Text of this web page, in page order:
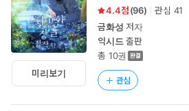
미리보기
4.4 (96) 관심 41
금화성 저자
익시드 출판
총 10권
관심